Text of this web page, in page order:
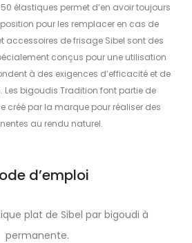
élastiques permet d’en avoir toujours
pour les remplacer en cas de
accessoires de frisage Sibel sont des
conçus pour une utilisation
à des exigences d’efficacité et de
Les bigoudis Tradition font partie de
créé par la marque pour réaliser des
au rendu naturel.
d’emploi
plat de Sibel par bigoudi à
permanente.